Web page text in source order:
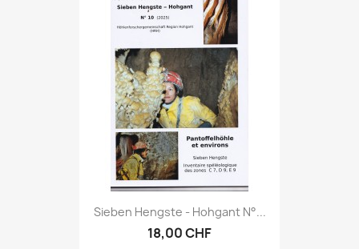
Sieben Hengste - Hohgant N°...
18,00 CHF